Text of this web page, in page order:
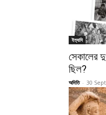
ইত্যাদি
সেকালের
ছিল?
অদিতি - 30